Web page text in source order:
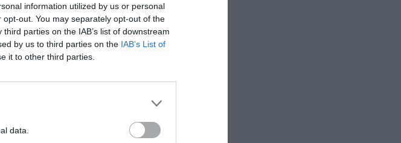
information utilized by us or personal
out. You may separately opt-out of the
parties on the IAB’s list of downstream
by us to third parties on the IAB’s List of
it to other third parties.
data.
Το νέο πρόγραμμα για τη
το νέο και ανανεωμένο